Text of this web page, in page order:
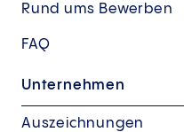
Rund ums Bewerben
FAQ
Unternehmen
Auszeichnungen